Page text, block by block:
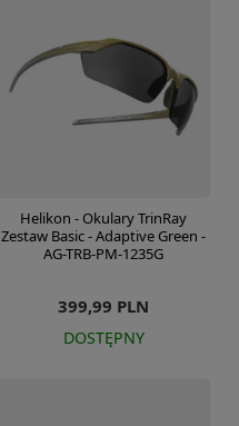
Helikon - Okulary TrinRay
Zestaw Basic - Adaptive Green -
AG-TRB-PM-1235G
399,99 PLN
DOSTĘPNY